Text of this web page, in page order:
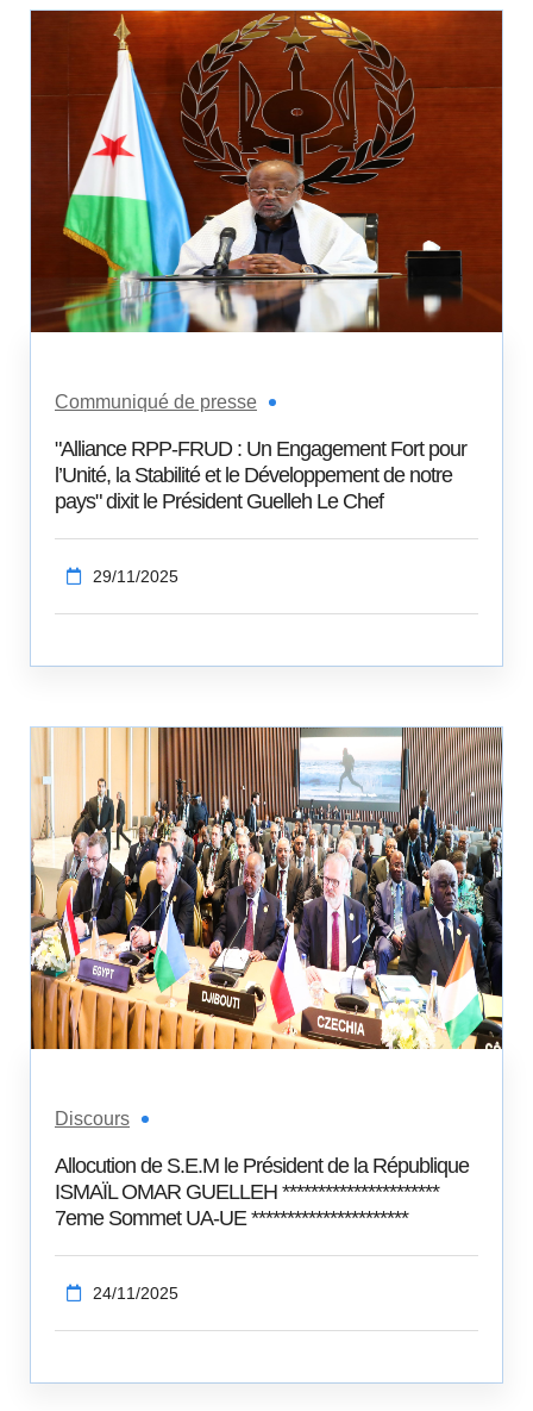
Communiqué de presse
"Alliance RPP-FRUD : Un Engagement Fort pour
l’Unité, la Stabilité et le Développement de notre
pays" dixit le Président Guelleh Le Chef
29/11/2025
Discours
Allocution de S.E.M le Président de la République
ISMAÏL OMAR GUELLEH **********************
7eme Sommet UA-UE **********************
24/11/2025